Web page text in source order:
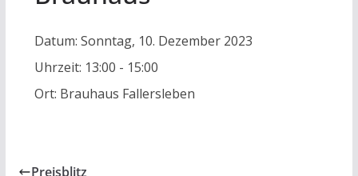
Datum: Sonntag, 10. Dezember 2023
Uhrzeit: 13:00 - 15:00
Ort: Brauhaus Fallersleben
Preisblitz